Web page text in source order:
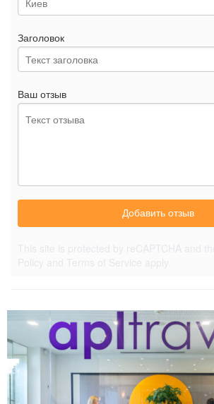
Заголовок
Ваш отзыв
Добавить отзыв